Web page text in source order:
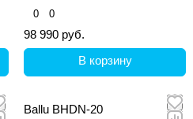
теплообменником AISI 310S –
сгорания в агрессивных
средах.
0 0
98 990 руб.
В корзину
Ballu BHDN-20